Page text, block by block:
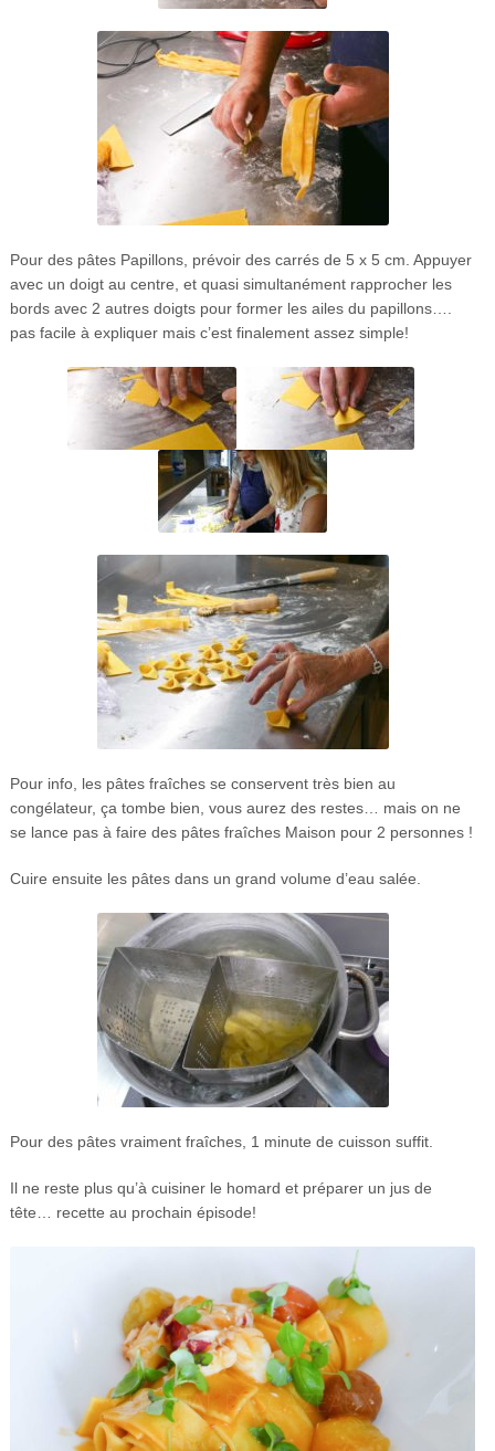
Pour des pâtes Papillons, prévoir des carrés de 5 x 5 cm. Appuyer
avec un doigt au centre, et quasi simultanément rapprocher les
bords avec 2 autres doigts pour former les ailes du papillons….
pas facile à expliquer mais c’est finalement assez simple!
Pour info, les pâtes fraîches se conservent très bien au
congélateur, ça tombe bien, vous aurez des restes… mais on ne
se lance pas à faire des pâtes fraîches Maison pour 2 personnes !
Cuire ensuite les pâtes dans un grand volume d’eau salée.
Pour des pâtes vraiment fraîches, 1 minute de cuisson suffit.
Il ne reste plus qu’à cuisiner le homard et préparer un jus de
tête… recette au prochain épisode!